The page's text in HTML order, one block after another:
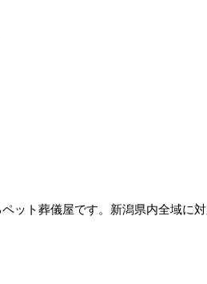
ット葬儀屋です。新潟県内全域に